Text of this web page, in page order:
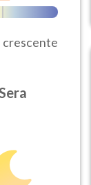
crescente